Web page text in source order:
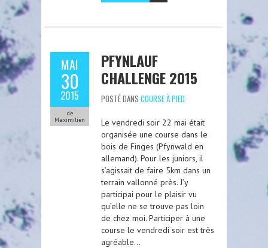
MAI
30
2015
de
Maximilien
PFYNLAUF
CHALLENGE 2015
POSTÉ DANS COURSE À PIED
Le vendredi soir 22 mai était
organisée une course dans le
bois de Finges (Pfynwald en
allemand). Pour les juniors, il
s’agissait de faire 5km dans un
terrain vallonné près. J’y
participai pour le plaisir vu
qu’elle ne se trouve pas loin
de chez moi. Participer à une
course le vendredi soir est très
agréable…